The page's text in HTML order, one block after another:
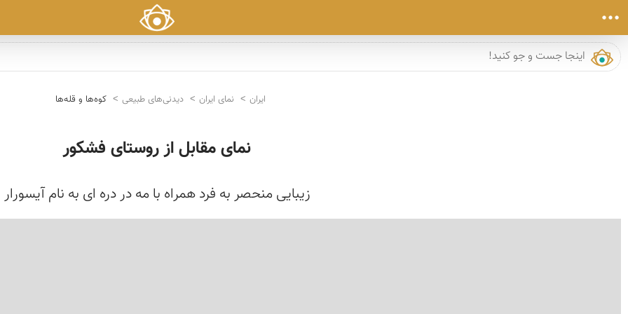
ایران نمای ایران دیدنی‌های طبیعی کوه‌ها و قله‌ها
نمای مقابل از روستای فشكور
زیبایی منحصر به فرد همراه با مه در دره ای به نام آیسورار